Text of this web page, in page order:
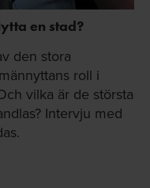
en stad?
den stora
roll i
vilka är de största
Intervju med